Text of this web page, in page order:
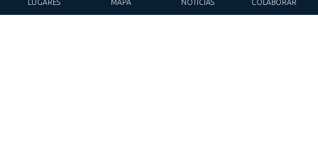
LUGARES MAPA NOTICIAS COLABORAR